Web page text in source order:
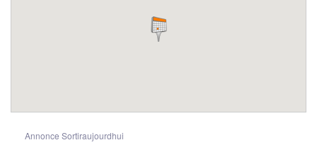
Annonce Sortiraujourdhui